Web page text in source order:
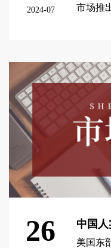
2024-07
市场推
26 中国
美国东